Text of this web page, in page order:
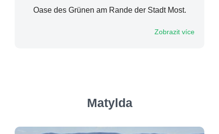
Oase des Grünen am Rande der Stadt Most.
Zobrazit více
Matylda